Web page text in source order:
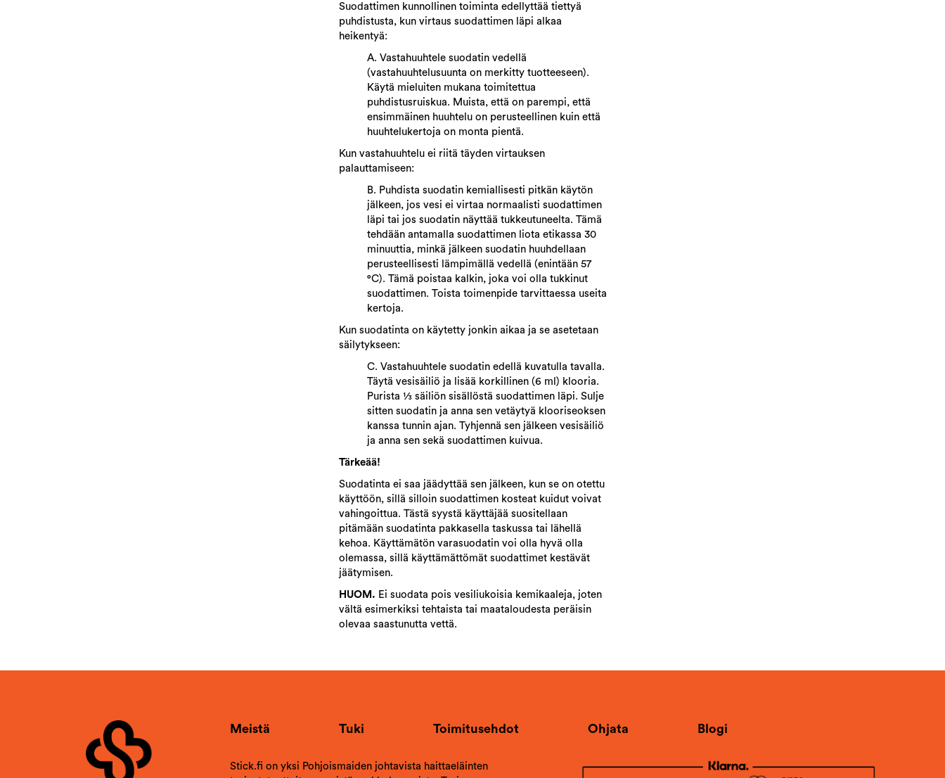
Suodattimen kunnollinen toiminta edellyttää tiettyä
puhdistusta, kun virtaus suodattimen läpi alkaa
heikentyä:
A. Vastahuuhtele suodatin vedellä
(vastahuuhtelusuunta on merkitty tuotteeseen).
Käytä mieluiten mukana toimitettua
puhdistusruiskua. Muista, että on parempi, että
ensimmäinen huuhtelu on perusteellinen kuin että
huuhtelukertoja on monta pientä.
Kun vastahuuhtelu ei riitä täyden virtauksen
palauttamiseen:
B. Puhdista suodatin kemiallisesti pitkän käytön
jälkeen, jos vesi ei virtaa normaalisti suodattimen
läpi tai jos suodatin näyttää tukkeutuneelta. Tämä
tehdään antamalla suodattimen liota etikassa 30
minuuttia, minkä jälkeen suodatin huuhdellaan
perusteellisesti lämpimällä vedellä (enintään 57
°C). Tämä poistaa kalkin, joka voi olla tukkinut
suodattimen. Toista toimenpide tarvittaessa useita
kertoja.
Kun suodatinta on käytetty jonkin aikaa ja se asetetaan
säilytykseen:
C. Vastahuuhtele suodatin edellä kuvatulla tavalla.
Täytä vesisäiliö ja lisää korkillinen (6 ml) klooria.
Purista 1⁄3 säiliön sisällöstä suodattimen läpi. Sulje
sitten suodatin ja anna sen vetäytyä klooriseoksen
kanssa tunnin ajan. Tyhjennä sen jälkeen vesisäiliö
ja anna sen sekä suodattimen kuivua.
Tärkeää!
Suodatinta ei saa jäädyttää sen jälkeen, kun se on otettu
käyttöön, sillä silloin suodattimen kosteat kuidut voivat
vahingoittua. Tästä syystä käyttäjää suositellaan
pitämään suodatinta pakkasella taskussa tai lähellä
kehoa. Käyttämätön varasuodatin voi olla hyvä olla
olemassa, sillä käyttämättömät suodattimet kestävät
jäätymisen.
HUOM. Ei suodata pois vesiliukoisia kemikaaleja, joten
vältä esimerkiksi tehtaista tai maataloudesta peräisin
olevaa saastunutta vettä.
Meistä Tuki Toimitusehdot Ohjata Blogi
Stick.fi on yksi Pohjoismaiden johtavista haittaeläinten